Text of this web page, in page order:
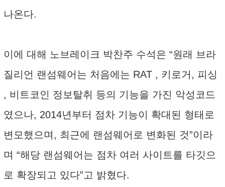
나온다.
이에 대해 노브레이크 박찬주 수석은 “원래 브라
질리언 랜섬웨어는 처음에는 RAT , 키로거, 피싱
, 비트코인 정보탈취 등의 기능을 가진 악성코드
였으나, 2014년부터 점차 기능이 확대된 형태로
변모했으며, 최근에 랜섬웨어로 변화된 것”이라
며 “해당 랜섬웨어는 점차 여러 사이트를 타깃으
로 확장되고 있다”고 밝혔다.